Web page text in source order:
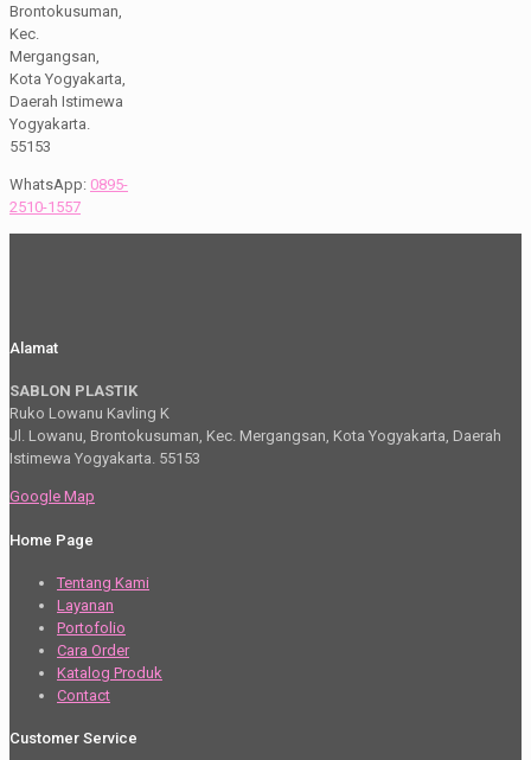
Brontokusuman,
Kec.
Mergangsan,
Kota Yogyakarta,
Daerah Istimewa
Yogyakarta.
55153
WhatsApp: 0895-
2510-1557
Alamat
SABLON PLASTIK
Ruko Lowanu Kavling K
Jl. Lowanu, Brontokusuman, Kec. Mergangsan, Kota Yogyakarta, Daerah
Istimewa Yogyakarta. 55153
Google Map
Home Page
Tentang Kami
Layanan
Portofolio
Cara Order
Katalog Produk
Contact
Customer Service